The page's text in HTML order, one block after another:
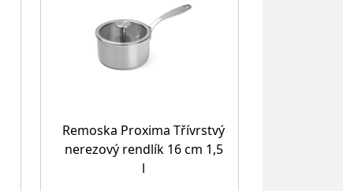
Remoska Proxima Třívrstvý
nerezový rendlík 16 cm 1,5
l